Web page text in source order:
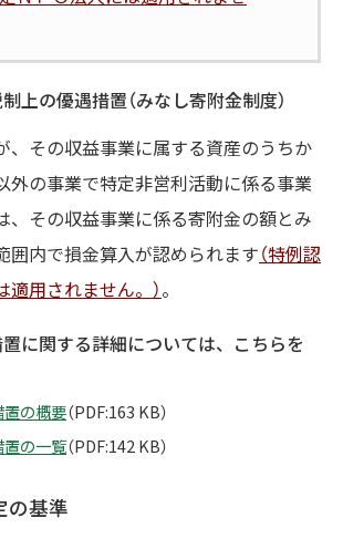
上の優遇措置（みなし寄附金制度）
、その収益事業に属する資産のうちか
外の事業で特定非営利活動に係る事業
、その収益事業に係る寄附金の額とみ
囲内で損金算入が認められます（特例認
用されません。）。
に関する詳細については、こちらを
の概要（PDF:163 KB）
の一覧（PDF:142 KB）
の基準